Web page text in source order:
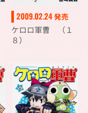
2009.02.24発売
ケロロ軍曹 （１
８）